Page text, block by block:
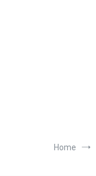
Home